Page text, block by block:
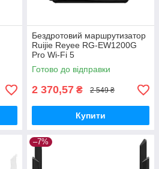
Бездротовий маршрутизатор
Ruijie Reyee RG-EW1200G
Pro Wi-Fi 5
Готово до відправки
2 370,57 ₴ 2 549 ₴
Купити
–7%